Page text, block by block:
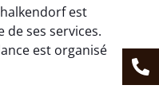
est
ses services.
est organisé